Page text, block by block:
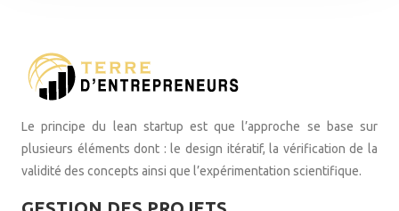
Le principe du lean startup est que l’approche se base sur
plusieurs éléments dont : le design itératif, la vérification de la
validité des concepts ainsi que l’expérimentation scientifique.